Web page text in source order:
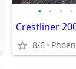
• • • •
Crestliner
8/6